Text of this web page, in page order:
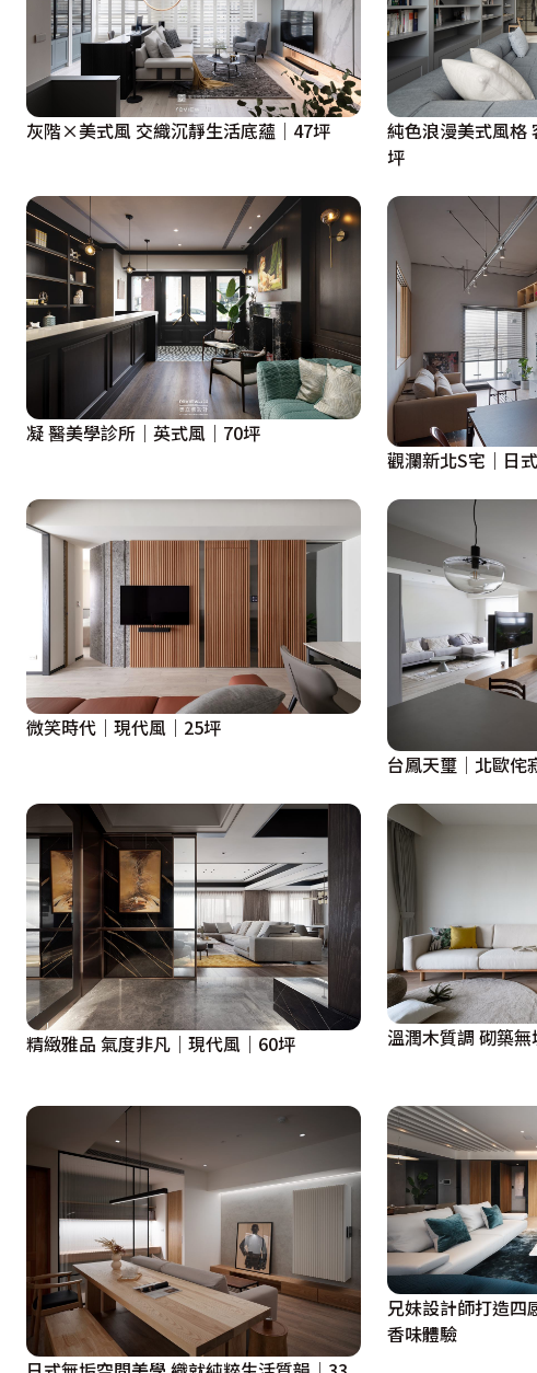
灰階×美式風 交織沉靜生活底蘊│47坪
純色浪漫美式風
坪
凝 醫美學診所｜英式風｜70坪
觀瀾新北S宅｜日
微笑時代｜現代風｜25坪
台鳳天璽│北歐侘
精緻雅品 氣度非凡｜現代風｜60坪 溫潤木質調 砌築
兄妹設計師打造四
香味體驗